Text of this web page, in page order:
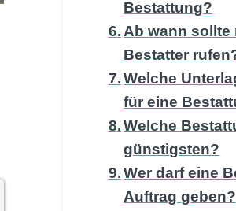
Bestattung?
Ab wann sollte
Bestatter
Welche
für eine
Welche
günstigsten?
Wer darf eine
Auftrag geben?